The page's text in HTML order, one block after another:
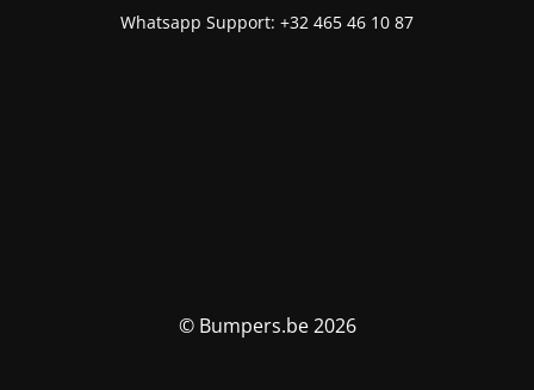
Whatsapp Support: +32 465 46 10 87
© Bumpers.be 2026